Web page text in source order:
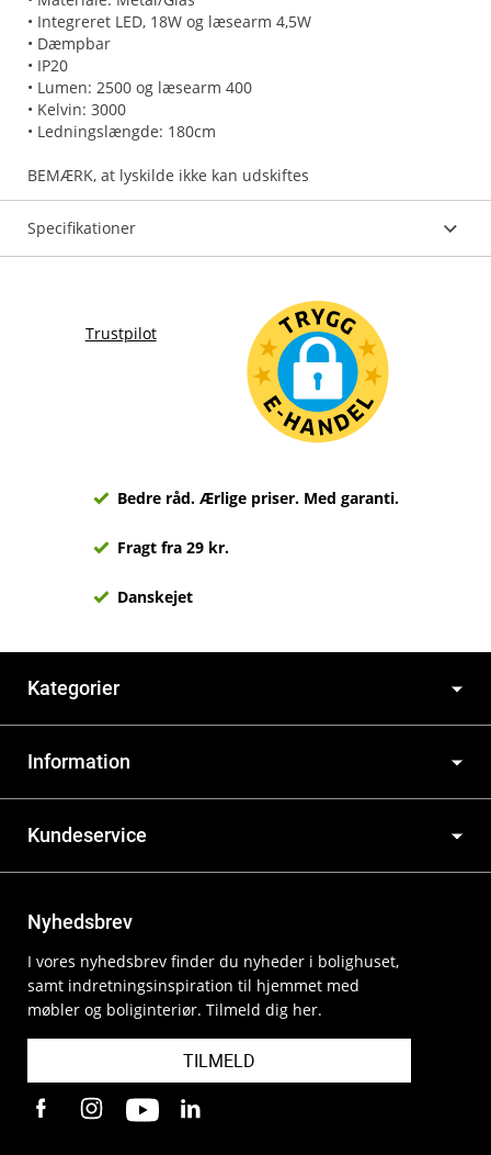
• Integreret LED, 18W og læsearm 4,5W
• Dæmpbar
• IP20
• Lumen: 2500 og læsearm 400
• Kelvin: 3000
• Ledningslængde: 180cm
BEMÆRK, at lyskilde ikke kan udskiftes
Specifikationer
Trustpilot
Bedre råd. Ærlige priser. Med garanti.
Fragt fra 29 kr.
Danskejet
Kategorier
Information
Kundeservice
Nyhedsbrev
I vores nyhedsbrev finder du nyheder i bolighuset,
samt indretningsinspiration til hjemmet med
møbler og boliginteriør. Tilmeld dig her.
TILMELD